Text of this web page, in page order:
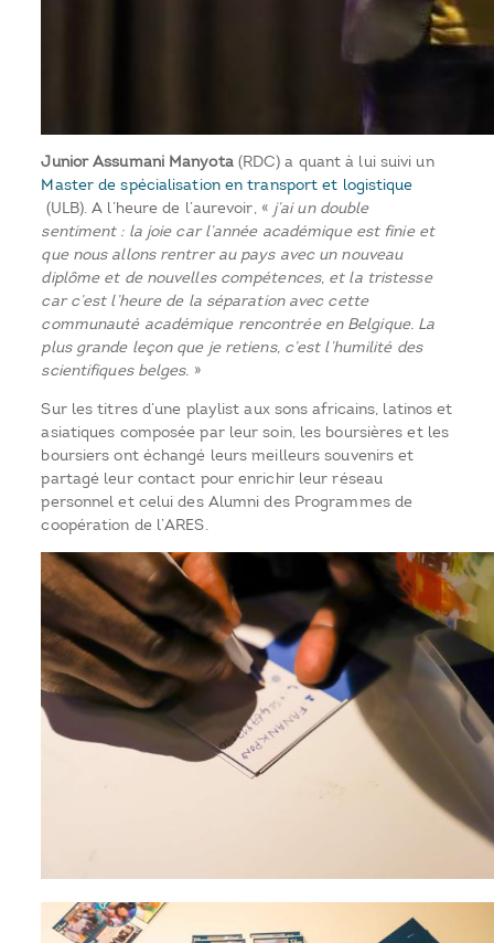
Junior Assumani Manyota (RDC) a quant à lui suivi un
Master de spécialisation en transport et logistique
(ULB). A l’heure de l’aurevoir, « j’ai un double
sentiment : la joie car l’année académique est finie et
que nous allons rentrer au pays avec un nouveau
diplôme et de nouvelles compétences, et la tristesse
car c’est l’heure de la séparation avec cette
communauté académique rencontrée en Belgique. La
plus grande leçon que je retiens, c’est l’humilité des
scientifiques belges. »
Sur les titres d’une playlist aux sons africains, latinos et
asiatiques composée par leur soin, les boursières et les
boursiers ont échangé leurs meilleurs souvenirs et
partagé leur contact pour enrichir leur réseau
personnel et celui des Alumni des Programmes de
coopération de l’ARES.